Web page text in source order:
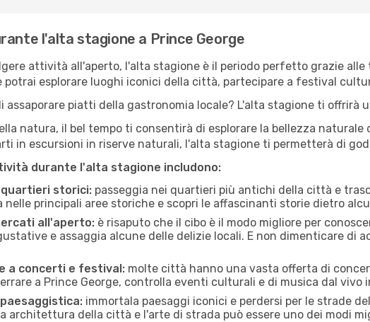
l'alta stagione a Prince George
attività all'aperto, l'alta stagione è il periodo perfetto grazie
potrai esplorare luoghi iconici della città, partecipare a festival
assaporare piatti della gastronomia locale? L'alta stagione ti
natura, il bel tempo ti consentirà di esplorare la bellezza
in escursioni in riserve naturali, l'alta stagione ti permetterà di
durante l'alta stagione includono:
quartieri storici: passeggia nei quartieri più antichi della città e
nelle principali aree storiche e scopri le affascinanti storie dietro
all'aperto: è risaputo che il cibo è il modo migliore per
e assaggia alcune delle delizie locali. E non dimenticare di
a concerti e festival: molte città hanno una vasta offerta di
a Prince George, controlla eventi culturali e di musica dal vivo
immortala paesaggi iconici e perdersi per le strade
architettura della città e l'arte di strada può essere uno dei modi